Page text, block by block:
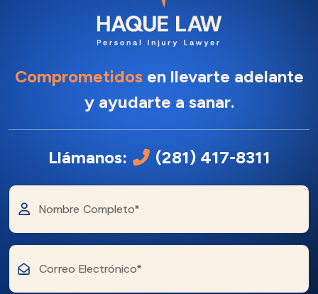
Comprometidosen llevarte adelante
y ayudarte a sanar.
Llámanos: (281) 417-8311